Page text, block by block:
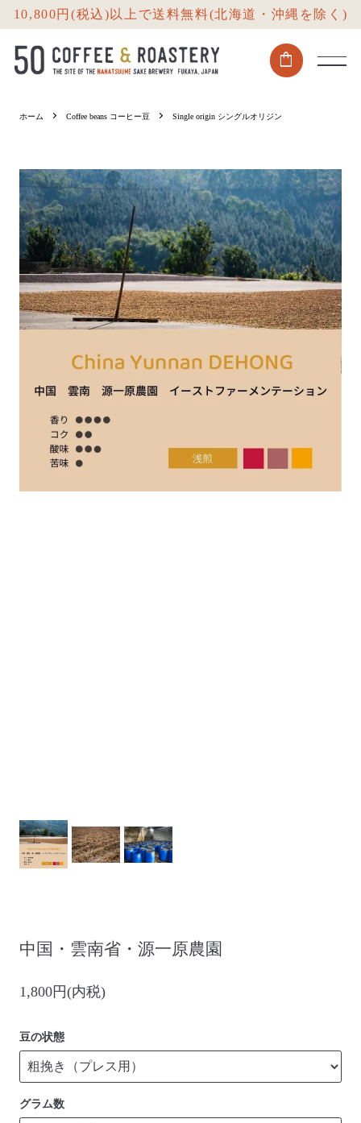
10,800円(税込)以上で送料無料(北海道・沖縄を除く)
shopping_bag
ホーム Coffee beans コーヒー豆 Single origin シングルオリジン
中国・雲南省・源一原農園
1,800円(内税)
豆の状態
グラム数